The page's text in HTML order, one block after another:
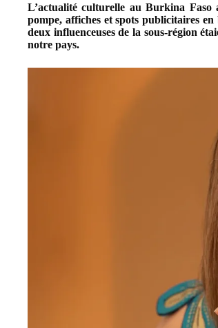
L’actualité culturelle au Burkina Faso
pompe, affiches et spots publicitaires en
deux influenceuses de la sous-région
notre pays.